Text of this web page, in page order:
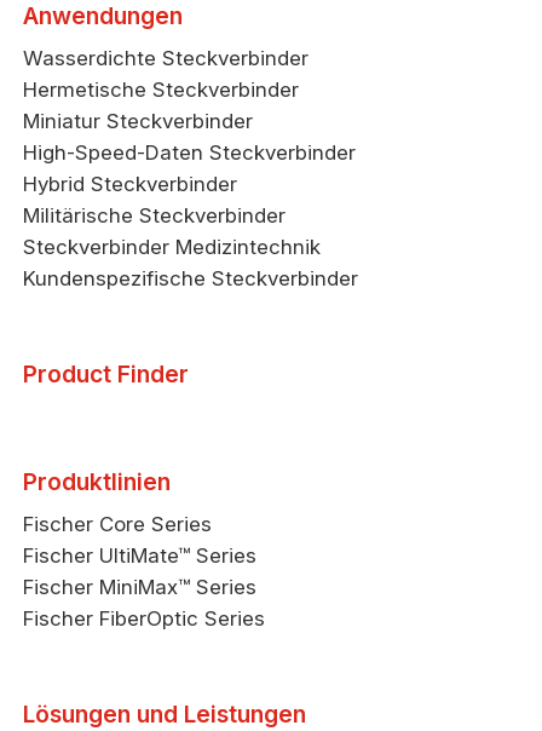
Anwendungen
Wasserdichte Steckverbinder
Hermetische Steckverbinder
Miniatur Steckverbinder
High-Speed-Daten Steckverbinder
Hybrid Steckverbinder
Militärische Steckverbinder
Steckverbinder Medizintechnik
Kundenspezifische Steckverbinder
Product Finder
Produktlinien
Fischer Core Series
Fischer UltiMate™ Series
Fischer MiniMax™ Series
Fischer FiberOptic Series
Lösungen und Leistungen